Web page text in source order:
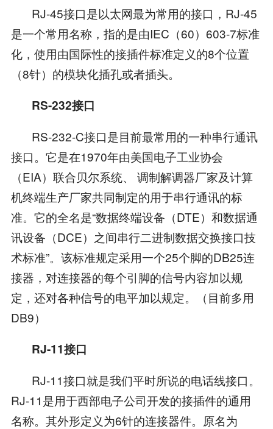
RJ-45接口是以太网最为常用的接口，RJ-45
是一个常用名称，指的是由IEC（60）603-7标准
化，使用由国际性的接插件标准定义的8个位置
（8针）的模块化插孔或者插头。
RS-232接口
RS-232-C接口是目前最常用的一种串行通讯
接口。它是在1970年由美国电子工业协会
（EIA）联合贝尔系统、 调制解调器厂家及计算
机终端生产厂家共同制定的用于串行通讯的标
准。它的全名是“数据终端设备（DTE）和数据通
讯设备（DCE）之间串行二进制数据交换接口技
术标准”。该标准规定采用一个25个脚的DB25连
接器，对连接器的每个引脚的信号内容加以规
定，还对各种信号的电平加以规定。（目前多用
DB9）
RJ-11接口
RJ-11接口就是我们平时所说的电话线接口。
RJ-11是用于西部电子公司开发的接插件的通用
名称。其外形定义为6针的连接器件。原名为